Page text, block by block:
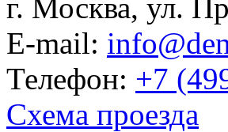
г. Москва, ул.
E-mail:
Телефон: +7
Схема проезда